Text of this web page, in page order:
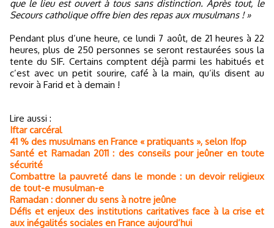
que le lieu est ouvert à tous sans distinction. Après tout, le
Secours catholique offre bien des repas aux musulmans ! »
Pendant plus d’une heure, ce lundi 7 août, de 21 heures à 22
heures, plus de 250 personnes se seront restaurées sous la
tente du SIF. Certains comptent déjà parmi les habitués et
c’est avec un petit sourire, café à la main, qu’ils disent au
revoir à Farid et à demain !
Lire aussi :
Iftar carcéral
41 % des musulmans en France « pratiquants », selon Ifop
Santé et Ramadan 2011 : des conseils pour jeûner en toute
sécurité
Combattre la pauvreté dans le monde : un devoir religieux
de tout-e musulman-e
Ramadan : donner du sens à notre jeûne
Défis et enjeux des institutions caritatives face à la crise et
aux inégalités sociales en France aujourd’hui